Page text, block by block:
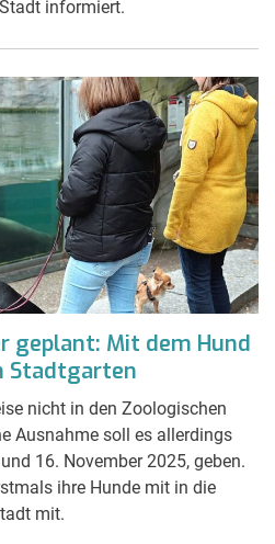
informiert.
geplant: Mit dem Hund
Stadtgarten
nicht in den Zoologischen
Ausnahme soll es allerdings
16. November 2025, geben.
ihre Hunde mit in die
mit.